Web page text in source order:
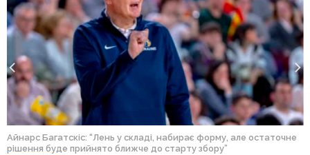
Айнарс Багатскіс: “Лень у складі, набирає форму, але остаточне
рішення буде прийнято ближче до старту збору”